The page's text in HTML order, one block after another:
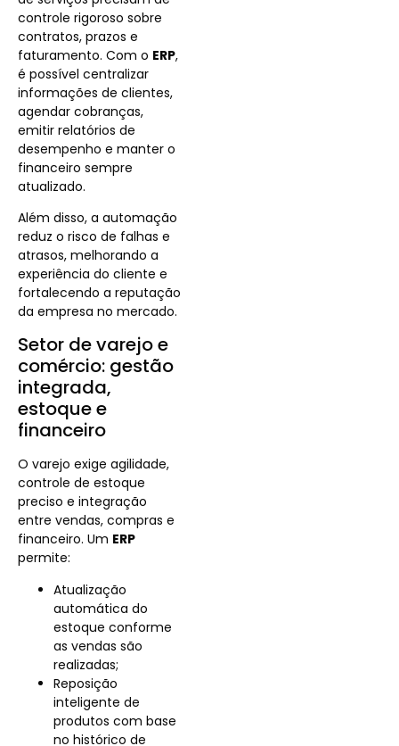
controle rigoroso sobre
contratos, prazos e
faturamento. Com o ERP,
é possível centralizar
informações de clientes,
agendar cobranças,
emitir relatórios de
desempenho e manter o
financeiro sempre
atualizado.
Além disso, a automação
reduz o risco de falhas e
atrasos, melhorando a
experiência do cliente e
fortalecendo a reputação
da empresa no mercado.
Setor de varejo e
comércio: gestão
integrada,
estoque e
financeiro
O varejo exige agilidade,
controle de estoque
preciso e integração
entre vendas, compras e
financeiro. Um ERP
permite:
Atualização
automática do
estoque conforme
as vendas são
realizadas;
Reposição
inteligente de
produtos com base
no histórico de